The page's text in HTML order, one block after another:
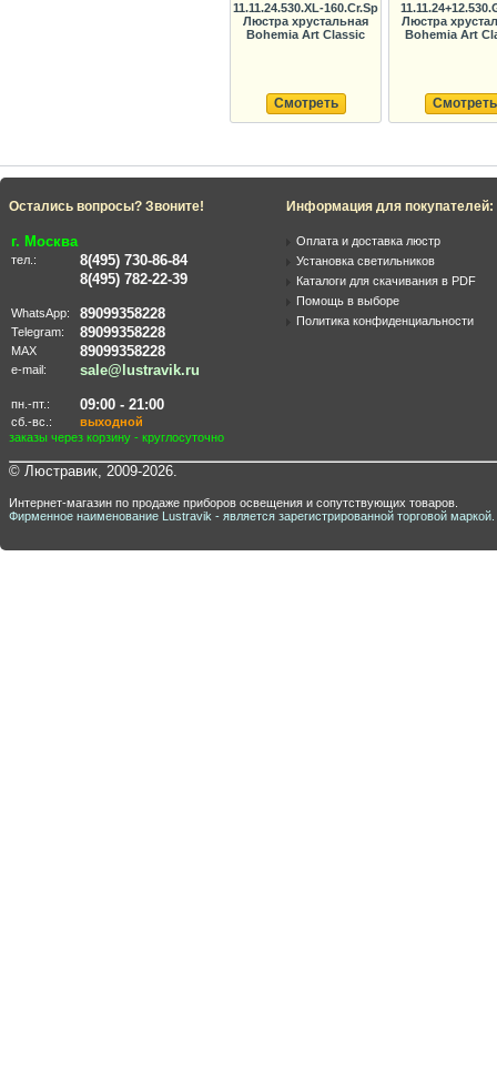
11.11.24.530.XL-160.Cr.Sp
Люстра хрустальная
Bohemia Art Classic
Смотреть
Люстра
Bohemia Art
Смотреть
Остались вопросы? Звоните!
г. Москва
тел.:
8(495) 730-86-84
8(495) 782-22-39
WhatsApp: 89099358228
Telegram: 89099358228
MAX 89099358228
e-mail: sale@lustravik.ru
пн.-пт.: 09:00 - 21:00
сб.-вс.:
выходной
заказы через корзину - круглосуточно
Информация для покупателей:
Оплата и доставка люстр
Установка светильников
Каталоги для скачивания в PDF
Помощь в выборе
Политика конфиденциальности
© Люстравик, 2009-2026.
Интернет-магазин по продаже приборов освещения и сопутствующих товаров.
Фирменное наименование Lustravik - является зарегистрированной торговой